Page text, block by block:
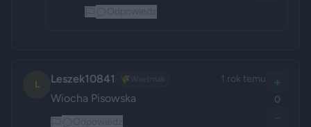
L Leszek10841 🌾 1 rok temu
Wiocha Pisowska
+
0
-